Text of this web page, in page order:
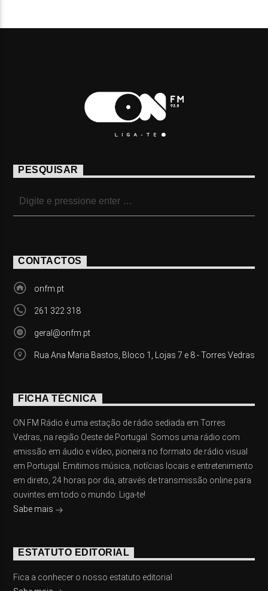
PESQUISAR
CONTACTOS
onfm.pt
261 322 318
geral@onfm.pt
Rua Ana Maria Bastos, Bloco 1, Lojas 7 e 8 - Torres Vedras
FICHA TÉCNICA
ON FM Rádio é uma estação de rádio sediada em Torres
Vedras, na região Oeste de Portugal. Somos uma rádio com
emissão em áudio e vídeo, pioneira no formato de rádio visual
em Portugal. Emitimos música, notícias locais e entretenimento
em direto, 24 horas por dia, através de transmissão online para
ouvintes em todo o mundo. Liga-te!
Sabe mais
ESTATUTO EDITORIAL
Fica a conhecer o nosso estatuto editorial